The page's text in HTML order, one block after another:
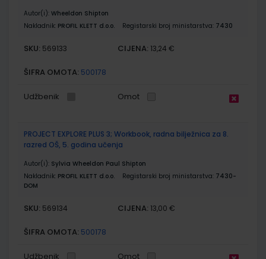
Autor(i): Wheeldon Shipton
Nakladnik: PROFIL KLETT d.o.o. Registarski broj ministarstva: 7430
SKU: 569133 CIJENA: 13,24 €
ŠIFRA OMOTA: 500178
Udžbenik Omot
PROJECT EXPLORE PLUS 3; Workbook, radna bilježnica za 8.
razred OŠ, 5. godina učenja
Autor(i): Sylvia Wheeldon Paul Shipton
Nakladnik: PROFIL KLETT d.o.o. Registarski broj ministarstva: 7430-
DOM
SKU: 569134 CIJENA: 13,00 €
ŠIFRA OMOTA: 500178
Udžbenik Omot